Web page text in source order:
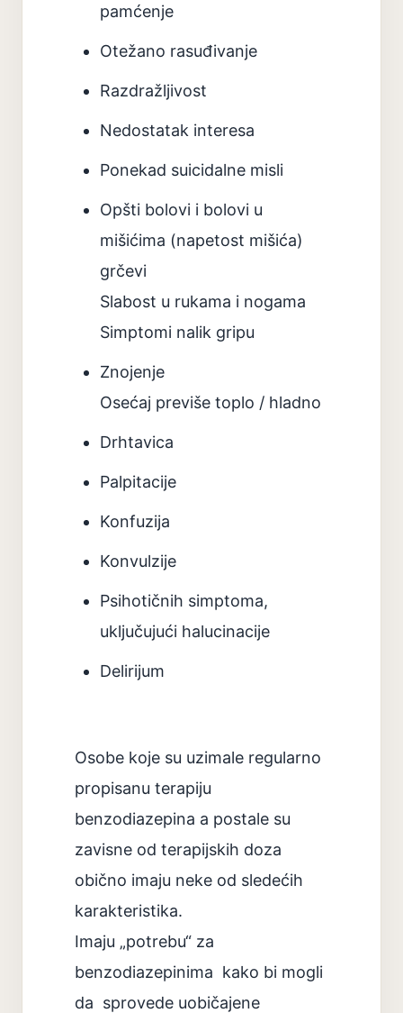
pamćenje
Otežano rasuđivanje
Razdražljivost
Nedostatak interesa
Ponekad suicidalne misli
Opšti bolovi i bolovi u
mišićima (napetost mišića)
grčevi
Slabost u rukama i nogama
Simptomi nalik gripu
Znojenje
Osećaj previše toplo / hladno
Drhtavica
Palpitacije
Konfuzija
Konvulzije
Psihotičnih simptoma,
uključujući halucinacije
Delirijum
Osobe koje su uzimale regularno
propisanu terapiju
benzodiazepina a postale su
zavisne od terapijskih doza
obično imaju neke od sledećih
karakteristika.
Imaju „potrebu“ za
benzodiazepinima kako bi mogli
da sprovede uobičajene